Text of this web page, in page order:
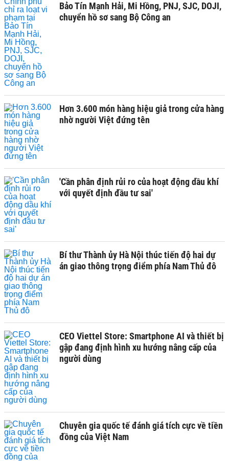
Bảo Tín Mạnh Hải, Mi Hồng, PNJ, SJC, DOJI,
chuyển hồ sơ sang Bộ Công an
Hơn 3.600 món hàng hiệu giả trong cửa hàng
nhờ người Việt đứng tên
'Cần phân định rủi ro của hoạt động dầu khí
với quyết định đầu tư sai'
Bí thư Thành ủy Hà Nội thúc tiến độ hai dự
án giao thông trọng điểm phía Nam Thủ đô
CEO Viettel Store: Smartphone AI và thiết bị
gập đang định hình xu hướng nâng cấp của
người dùng
Chuyên gia quốc tế đánh giá tích cực về tiền
đồng của Việt Nam